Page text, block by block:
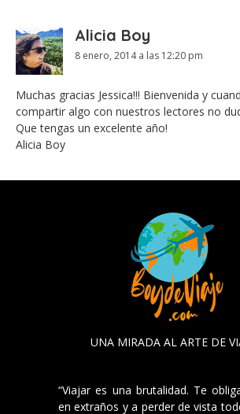
Alicia Boy
8 enero, 2014 a las 12:20 pm
Muchas gracias Jessica!!! Bienvenida y
compartir algo con nuestros lectores no
Que tengas un excelente año!
Alicia Boy
UNA MIRADA AL ARTE DE
“Viajar es una brutalidad. Te
en extraños y a perder de vista